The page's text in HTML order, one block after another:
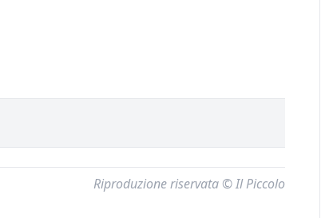
Riproduzione riservata © Il Piccolo